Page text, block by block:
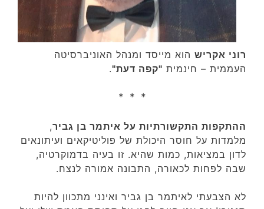
רוני אקריש הוא ‏מייסד ומנהל‏ האוניברסיטה
העממית – חינמית "קפה דעת"‏.
* * *
ההתקפות התקשורתיות על איתמר בן גביר,
מלמדות על חוסר היכולת של פוליטיקאים ועיתונאים
לדון במציאות, כמות שהיא. זו בעיה בדמוקרטיה,
שבה לפחות לכאורה, התבונה אמורה לנצח.
לא הצבעתי לאיתמר בן גביר ואינני מתכוון להיות